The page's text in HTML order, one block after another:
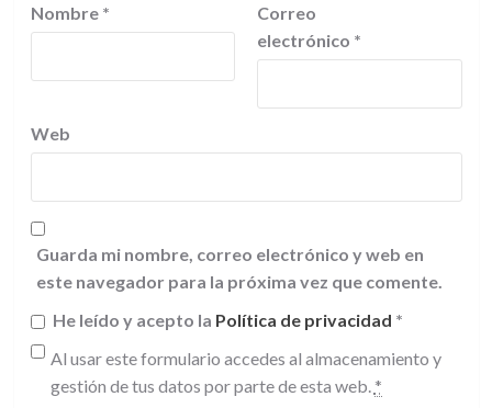
Nombre *
Correo
electrónico *
Web
Guarda mi nombre, correo electrónico y web en
este navegador para la próxima vez que comente.
He leído y acepto la Política de privacidad *
Al usar este formulario accedes al almacenamiento y
gestión de tus datos por parte de esta web. *